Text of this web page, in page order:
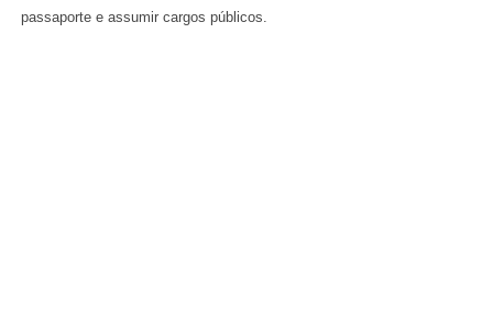
passaporte e assumir cargos públicos.